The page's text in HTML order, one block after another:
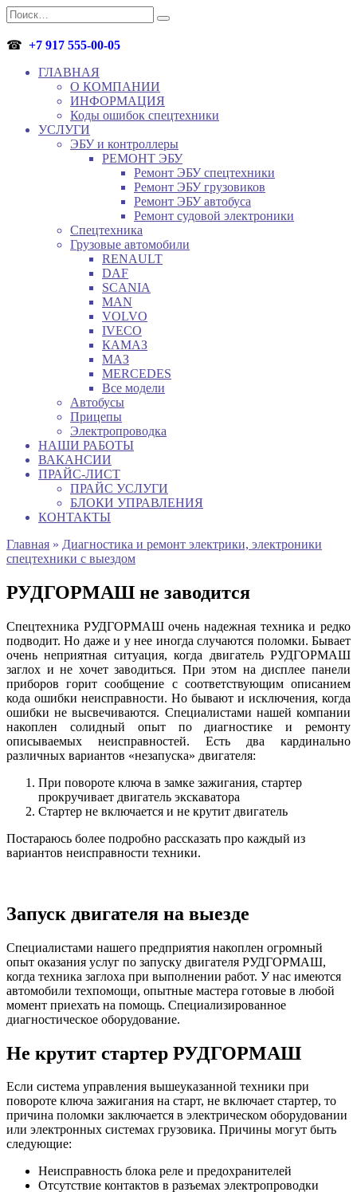
Перейти
к
содержанию
Search
for:
☎ +7 917 555-00-05
ГЛАВНАЯ
О КОМПАНИИ
ИНФОРМАЦИЯ
Коды ошибок спецтехники
УСЛУГИ
ЭБУ и контроллеры
РЕМОНТ ЭБУ
Ремонт ЭБУ спецтехники
Ремонт ЭБУ грузовиков
Ремонт ЭБУ автобуса
Ремонт судовой электроники
Спецтехника
Грузовые автомобили
RENAULT
DAF
SCANIA
MAN
VOLVO
IVECO
КАМАЗ
МАЗ
MERCEDES
Все модели
Автобусы
Прицепы
Электропроводка
НАШИ РАБОТЫ
ВАКАНСИИ
ПРАЙС-ЛИСТ
ПРАЙС УСЛУГИ
БЛОКИ УПРАВЛЕНИЯ
КОНТАКТЫ
Главная » Диагностика и ремонт электрики, электроники
спецтехники с выездом
РУДГОРМАШ не заводится
Спецтехника РУДГОРМАШ очень надежная техника и редко
подводит. Но даже и у нее иногда случаются поломки. Бывает
очень неприятная ситуация, когда двигатель РУДГОРМАШ
заглох и не хочет заводиться. При этом на дисплее панели
приборов горит сообщение с соответствующим описанием
кода ошибки неисправности. Но бывают и исключения, когда
ошибки не высвечиваются. Специалистами нашей компании
накоплен солидный опыт по диагностике и ремонту
описываемых неисправностей. Есть два кардинально
различных вариантов «незапуска» двигателя:
При повороте ключа в замке зажигания, стартер
прокручивает двигатель экскаватора
Стартер не включается и не крутит двигатель
Постараюсь более подробно рассказать про каждый из
вариантов неисправности техники.
Запуск двигателя на выезде
Специалистами нашего предприятия накоплен огромный
опыт оказания услуг по запуску двигателя РУДГОРМАШ,
когда техника заглоха при выполнении работ. У нас имеются
автомобили техпомощи, опытные мастера готовые в любой
момент приехать на помощь. Специализированное
диагностическое оборудование.
Не крутит стартер РУДГОРМАШ
Если система управления вышеуказанной техники при
повороте ключа зажигания на старт, не включает стартер, то
причина поломки заключается в электрическом оборудовании
или электронных системах грузовика. Причины могут быть
следующие:
Неисправность блока реле и предохранителей
Отсутствие контактов в разъемах электропроводки